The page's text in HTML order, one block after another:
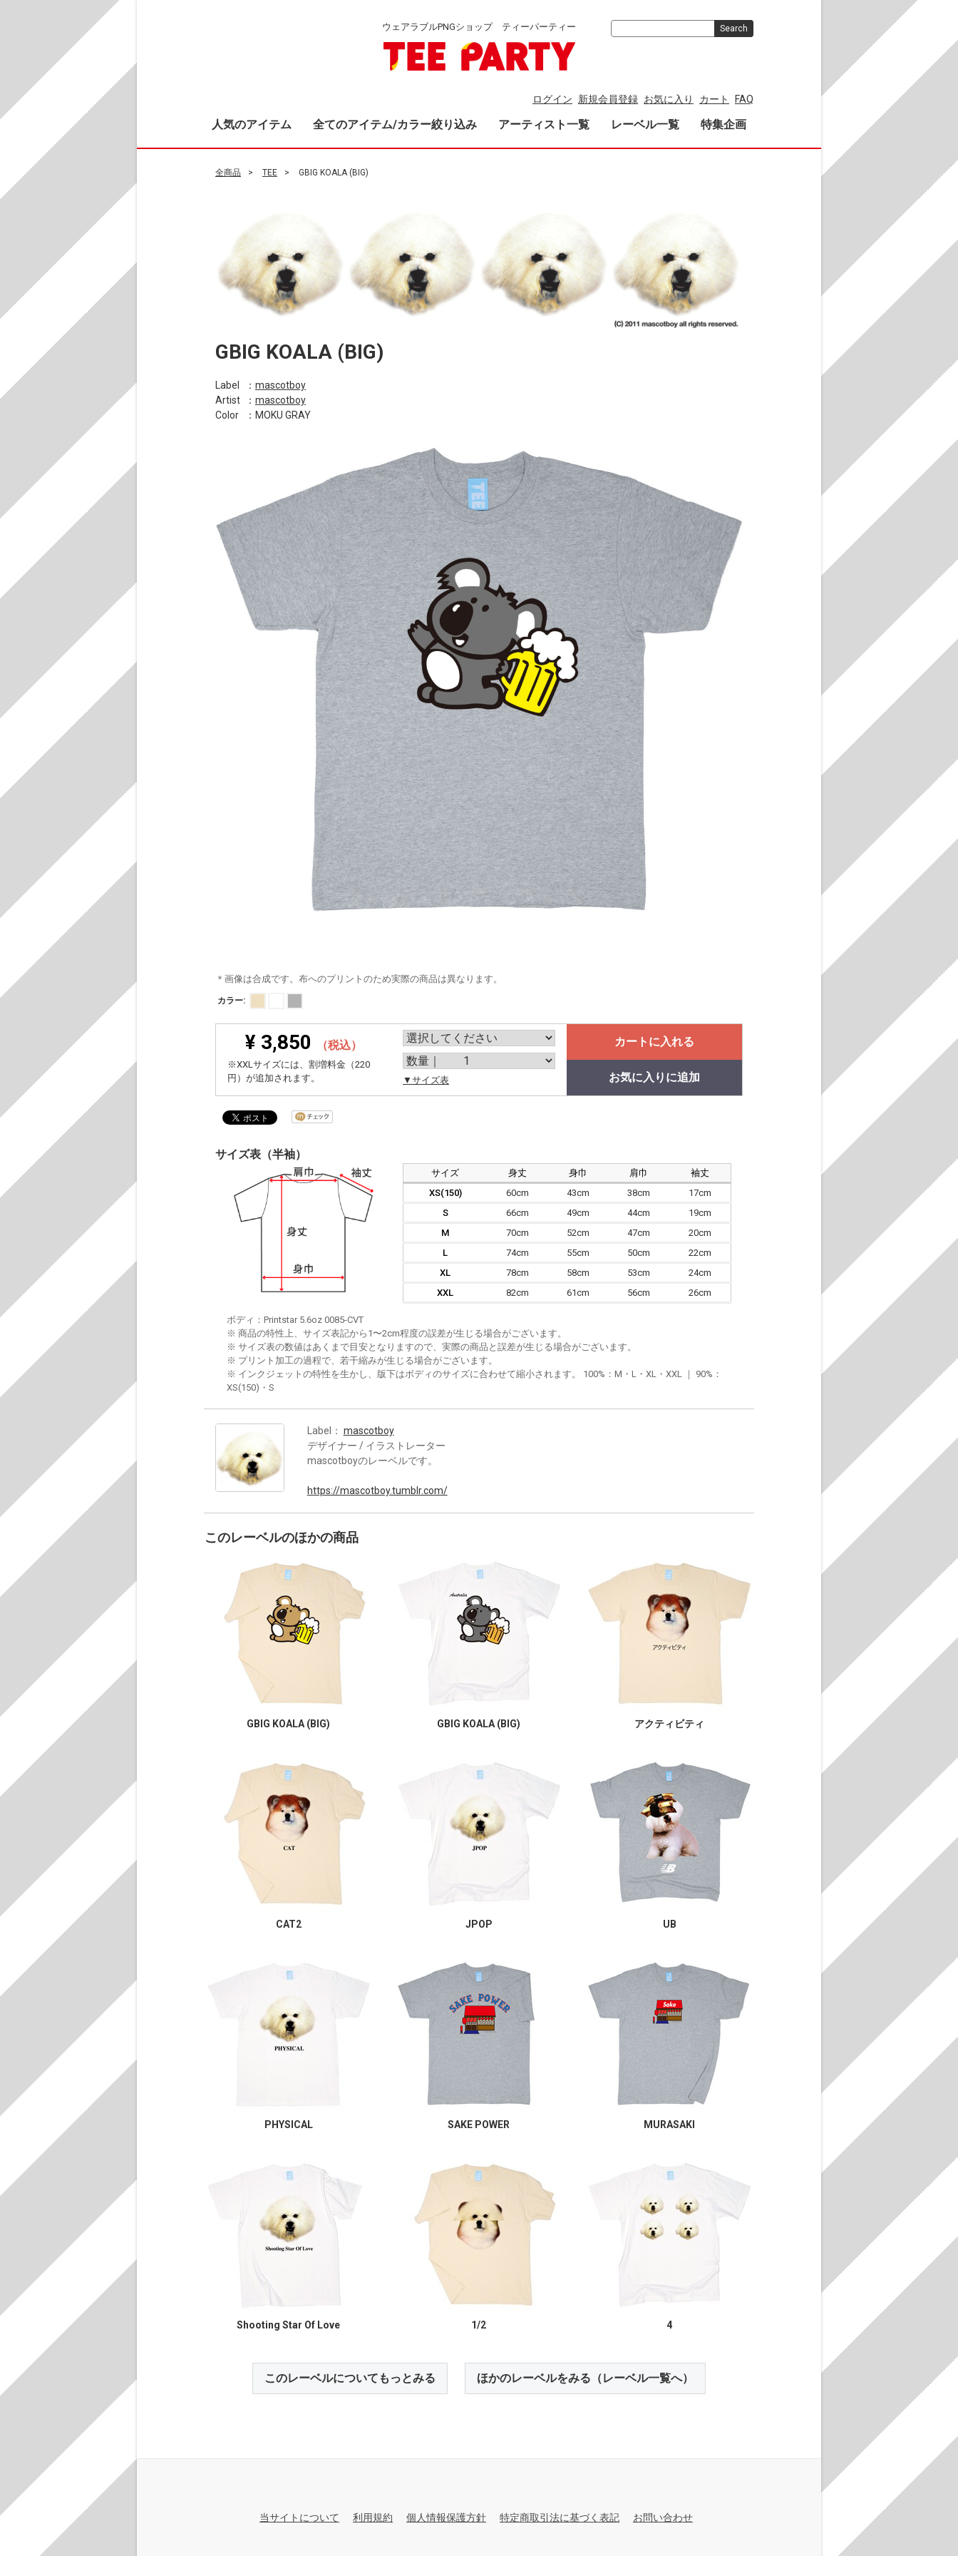
ウェアラブルPNGショップ ティーパーティー
ログイン 新規会員登録 お気に入り カート FAQ
人気のアイテム 全てのアイテム/カラー絞り込み アーティスト一覧 レーベル一覧 特集企画
Search
全商品 TEE GBIG KOALA (BIG)
GBIG KOALA (BIG)
Label ： mascotboy
Artist
： mascotboy
Color
：MOKU GRAY
＊画像は合成です。布へのプリントのため実際の商品は異なります。
カラー:
¥ 3,850 （税込）
※XXLサイズには、割増料金（220
円）が追加されます。
▼サイズ表
カートに入れる
お気に入りに追加
サイズ表（半袖）
サイズ 身丈 身巾 肩巾
袖丈
XS(150)
60cm 43cm 38cm
17cm
S
66cm 49cm 44cm
19cm
M
70cm 52cm 47cm
20cm
L
74cm 55cm 50cm
22cm
XL
78cm 58cm 53cm
24cm
XXL
82cm 61cm 56cm 26cm
ボディ：Printstar 5.6oz 0085-CVT
※ 商品の特性上、サイズ表記から1〜2cm程度の誤差が生じる場合がございます。
※ サイズ表の数値はあくまで目安となりますので、実際の商品と誤差が生じる場合がございます。
※ プリント加工の過程で、若干縮みが生じる場合がございます。
※ インクジェットの特性を生かし、版下はボディのサイズに合わせて縮小されます。 100%：M・L・XL・XXL ｜ 90%：
XS(150)・S
Label： mascotboy
デザイナー / イラストレーター
mascotboyのレーベルです。
https://mascotboy.tumblr.com/
このレーベルのほかの商品
GBIG KOALA (BIG) GBIG KOALA (BIG) アクティビティ
CAT2 JPOP UB
PHYSICAL SAKE POWER MURASAKI
Shooting Star Of Love 1/2 4
このレーベルについてもっとみる ほかのレーベルをみる（レーベル一覧へ）
当サイトについて 利用規約 個人情報保護方針 特定商取引法に基づく表記 お問い合わせ